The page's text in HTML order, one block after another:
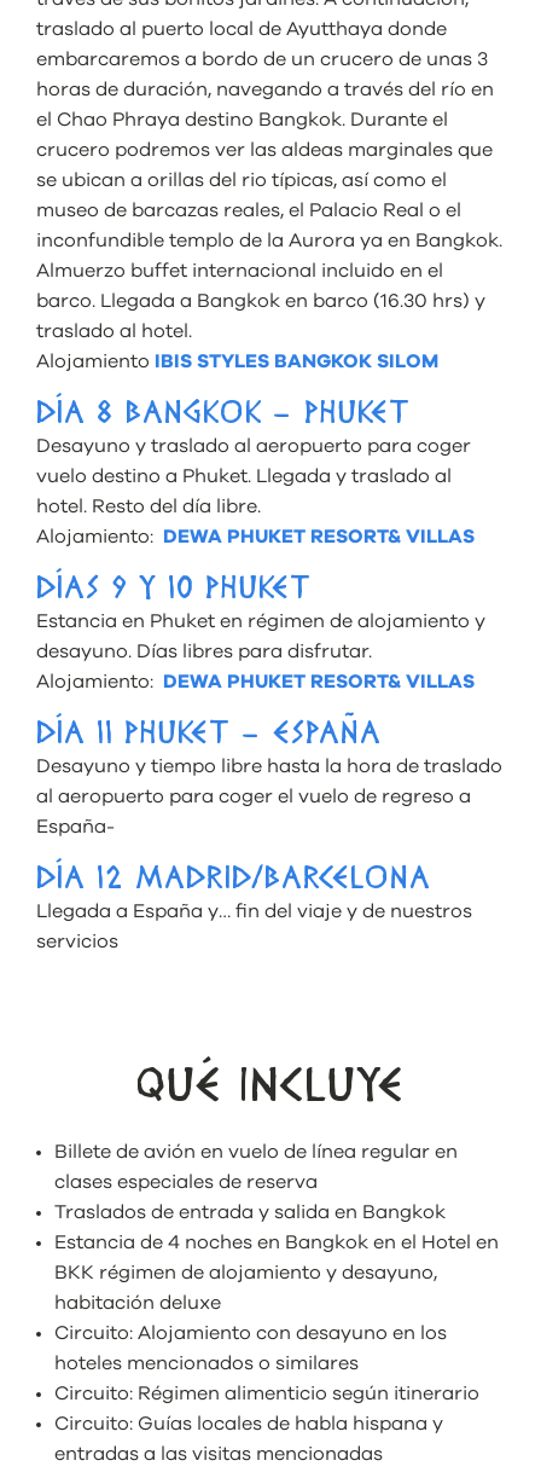
traslado al puerto local de Ayutthaya donde
embarcaremos a bordo de un crucero de unas 3
horas de duración, navegando a través del río en
el Chao Phraya destino Bangkok. Durante el
crucero podremos ver las aldeas marginales que
se ubican a orillas del rio típicas, así como el
museo de barcazas reales, el Palacio Real o el
inconfundible templo de la Aurora ya en Bangkok.
Almuerzo buffet internacional incluido en el
barco. Llegada a Bangkok en barco (16.30 hrs) y
traslado al hotel.
Alojamiento IBIS STYLES BANGKOK SILOM
DÍA 8 BANGKOK – PHUKET
Desayuno y traslado al aeropuerto para coger
vuelo destino a Phuket. Llegada y traslado al
hotel. Resto del día libre.
Alojamiento: DEWA PHUKET RESORT& VILLAS
DÍAS 9 Y 10 PHUKET
Estancia en Phuket en régimen de alojamiento y
desayuno. Días libres para disfrutar.
Alojamiento: DEWA PHUKET RESORT& VILLAS
DÍA 11 PHUKET – ESPAÑA
Desayuno y tiempo libre hasta la hora de traslado
al aeropuerto para coger el vuelo de regreso a
España-
DÍA 12 MADRID/BARCELONA
Llegada a España y… fin del viaje y de nuestros
servicios
QUÉ INCLUYE
Billete de avión en vuelo de línea regular en
clases especiales de reserva
Traslados de entrada y salida en Bangkok
Estancia de 4 noches en Bangkok en el Hotel en
BKK régimen de alojamiento y desayuno,
habitación deluxe
Circuito: Alojamiento con desayuno en los
hoteles mencionados o similares
Circuito: Régimen alimenticio según itinerario
Circuito: Guías locales de habla hispana y
entradas a las visitas mencionadas